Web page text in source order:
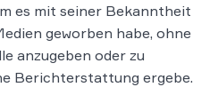
es mit seiner Bekanntheit
geworben habe, ohne
anzugeben oder zu
Berichterstattung ergebe.